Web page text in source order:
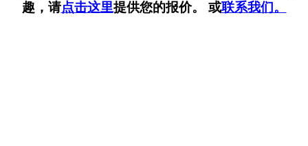
趣，请点击这里提供您的报价。 或联系我们。